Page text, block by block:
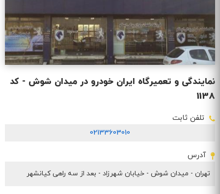
نمایندگی و تعمیرگاه ایران خودرو در میدان شوش - کد
1138
تلفن ثابت
02133603010
آدرس
تهران - ميدان شوش - خیابان شهرزاد - بعد از سه راهی كيانشهر